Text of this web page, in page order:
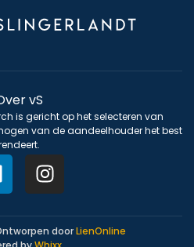
vS
is gericht op het selecteren van
van de aandeelhouder het best
doorLienOnline